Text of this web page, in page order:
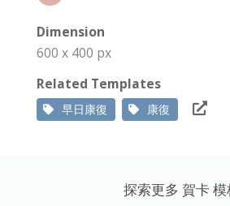
Dimension
600 x 400 px
Related Templates
早日康復 康復
探索更多 賀卡 模